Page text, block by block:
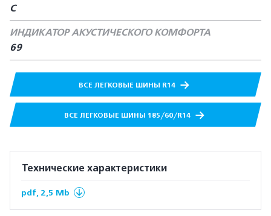
C
ИНДИКАТОР АКУСТИЧЕСКОГО КОМФОРТА
69
ВСЕ ЛЕГКОВЫЕ ШИНЫ R14
ВСЕ ЛЕГКОВЫЕ ШИНЫ 185/60/R14
Технические характеристики
pdf, 2,5 Mb